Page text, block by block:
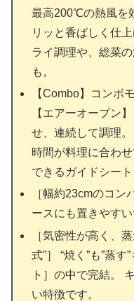
最高200℃の熱風を
リッと香ばしく仕
ライ調理や、総菜
も。
【Combo】コンボ
【エアーオーブン
せ、連続して調理
時間が料理に合わ
できるガイドシート
［幅約23cmのコン
ースにも置きやすい
［気密性が高く、
式”］ “焼く”も”蒸
ト］の中で完結。
い特徴です。